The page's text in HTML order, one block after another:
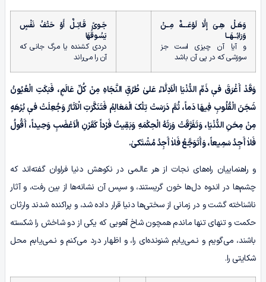
وَهَـلْ هِـیَ إِلّٰا لَوْعَـــهٌ مِــنْ
وَرَائِــهَــا
و آیا آن چیزی است جز
سوزشی که در پی آن باشد
جَـوىً قَـاتِـلٌ أَوْ حَتْفُ نَفْسٍ
یَسُـوقُهَا
دردی کشنده یا مرگ جانی که
آن را می‌راند
وَقَدْ أَغْرَقَ فیٖ ذَمِّ الدُّنْیَا الْاَدِلّٰاءُ عَلیٰ طُرُقِ النَّجَاهِ مِنْ کُلِّ عَالَمٍ، فَبَکَتِ الْعُیُونُ
شَجَنَ الْقُلُوبِ فِیهَا دَماً، ثُمَّ دَرَسَتْ تِلْکَ الْمَعَالِمُ فَتَنَکَّرَتِ الْآثَارُ وَجُعِلَتْ فیٖ بُرْهَهٍ
مِنْ مِحَنِ الدُّنْیَا، وَتَفَرَّقَتْ وَرَثَهُ الْحِکْمَهِ وَبَقِیتُ فَرْداً کَقَرْنِ الْاَعْضَبِ وَحِیداً، أَقُولُ
فَلاٰ أَجِدُ سَمِیعاً، وَأَتَوَجَّعُ فَلاٰ أَجِدُ مُشْتَکیٰ.
و راهنماییان راه‌های نجات از هر عالـمی در نکوهش دنیا فراوان گفته‌اند که
چشم‌ها در اندوه دل‌ها خون گریستند، و سپس آن نشانه‌ها از بین رفت، و آثار
ناشناخته گشت و در زمانی از سختی‌ها دنیا قرار داده شد، و پراکنده شدند وارثان
حکمت و تنهای تنها ماندم همچون شاخ آهویی که یکی از دو شاخش را شکسته
باشند، می‌گویم و نـمی‌یابم شنونده‌ای را، و اظهار درد می‌کنم و نـمی‌یابم محل
شکایتی را.